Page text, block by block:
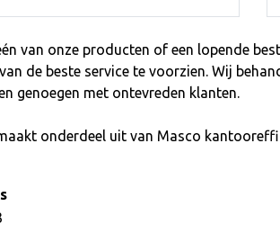
van onze producten of een lopende
de beste service te voorzien. Wij
genoegen met ontevreden klanten.
onderdeel uit van Masco